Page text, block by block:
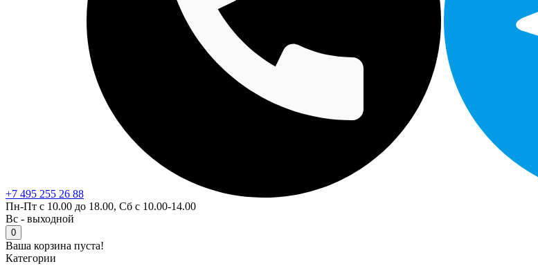
+7 495 255 26 88
Пн-Пт с 10.00 до 18.00, Сб с 10.00-14.00
Вс - выходной
0
Ваша корзина пуста!
Категории